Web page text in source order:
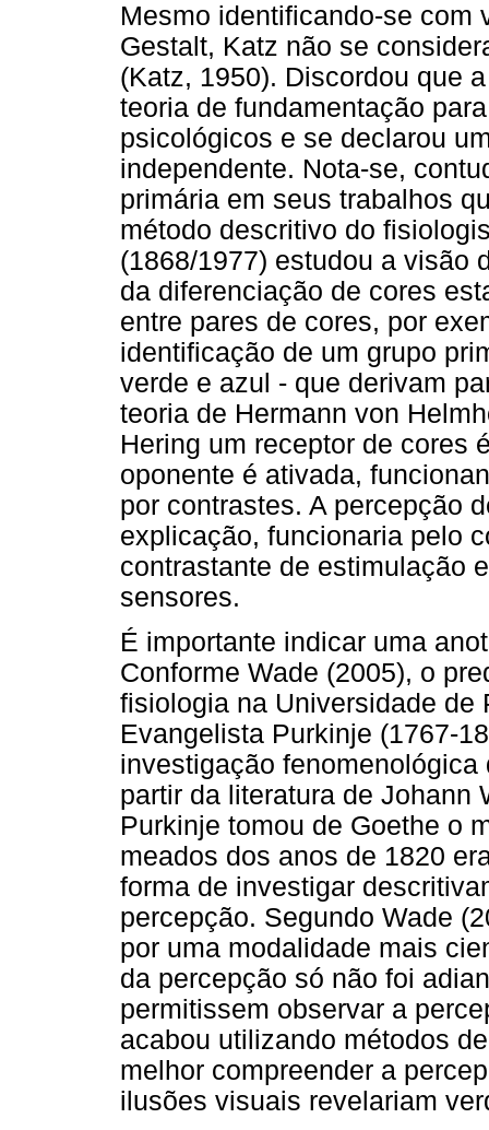
Mesmo identificando-se com
Gestalt, Katz não se
(Katz, 1950). Discordou que
teoria de fundamentação
psicológicos e se declarou
independente. Nota-se,
primária em seus trabalhos
método descritivo do
(1868/1977) estudou a visão
da diferenciação de cores
entre pares de cores, por
identificação de um grupo
verde e azul - que derivam
teoria de Hermann von
Hering um receptor de cores
oponente é ativada,
por contrastes. A percepção
explicação, funcionaria pelo
contrastante de estimulação
sensores.
É importante indicar uma
Conforme Wade (2005), o
fisiologia na Universidade de
Evangelista Purkinje (1767-
investigação
partir da literatura de Johann
Purkinje tomou de Goethe o
meados dos anos de 1820
forma de investigar
percepção. Segundo Wade
por uma modalidade mais
da percepção só não foi
permitissem observar a
acabou utilizando métodos
melhor compreender a
ilusões visuais revelariam